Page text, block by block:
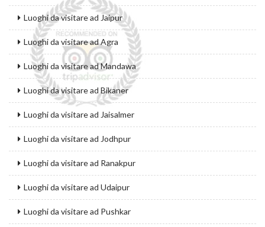
Luoghi da visitare ad Jaipur
Luoghi da visitare ad Agra
Luoghi da visitare ad Mandawa
Luoghi da visitare ad Bikaner
Luoghi da visitare ad Jaisalmer
Luoghi da visitare ad Jodhpur
Luoghi da visitare ad Ranakpur
Luoghi da visitare ad Udaipur
Luoghi da visitare ad Pushkar